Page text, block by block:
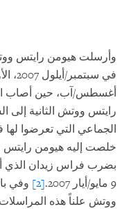
وأرسلت هيومن رايتس
أغسطس/آب، حين أصاب
رايتس ووتش الثانية
الجماعي التي تعرضوا لها في 22
خلصت إليه هيومن رايتس
بضرب فراس زيدان الذي
9 مايو/أيار 2007.
[2]
وفي
ووتش علناً هذه المراسلات.